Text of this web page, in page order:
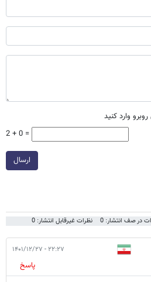
وارد کنید
2 + 0 =
ارسال
در صف انتشار: 0 نظرات غیرقابل انتشار: 0
۲۲:۲۷ - ۱۴۰۱/۱۲/۲۷
پاسخ